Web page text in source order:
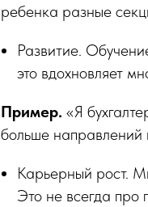
ребенка разные
Развитие.
это вдохновляет
Пример. «Я
больше направлений
Карьерный рост.
Это не всегда про